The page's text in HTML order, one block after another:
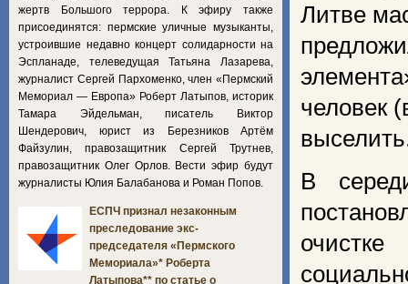
Литве
человек
В
жертв Большого террора. К эфиру также
присоединятся: пермские уличные музыканты,
устроившие недавно концерт солидарности на
Эспланаде, телеведущая Татьяна Лазарева,
журналист Сергей Пархоменко, член «Пермский
Мемориал — Европа» Роберт Латыпов, историк
Тамара Эйдельман, писатель Виктор
Шендерович, юрист из Березников Артём
Файзулин, правозащитник Сергей Трутнев,
правозащитник Олег Орлов. Вести эфир будут
журналисты Юлия Балабанова и Роман Попов.
ЕСПЧ признал незаконным
преследование экс-
председателя «Пермского
Мемориала»* Роберта
Латыпова** по статье о